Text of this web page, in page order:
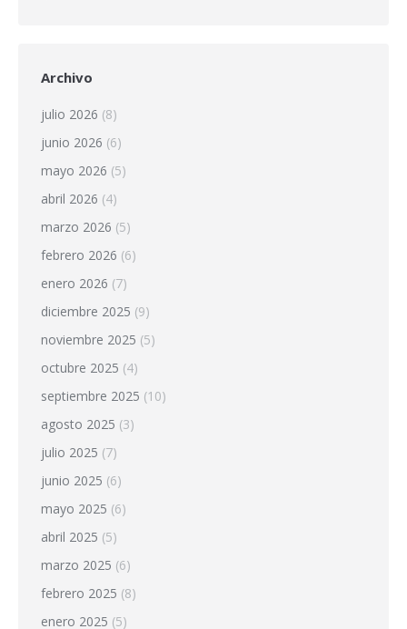
Archivo
julio 2026 (8)
junio 2026 (6)
mayo 2026 (5)
abril 2026 (4)
marzo 2026 (5)
febrero 2026 (6)
enero 2026 (7)
diciembre 2025 (9)
noviembre 2025 (5)
octubre 2025 (4)
septiembre 2025 (10)
agosto 2025 (3)
julio 2025 (7)
junio 2025 (6)
mayo 2025 (6)
abril 2025 (5)
marzo 2025 (6)
febrero 2025 (8)
enero 2025 (5)